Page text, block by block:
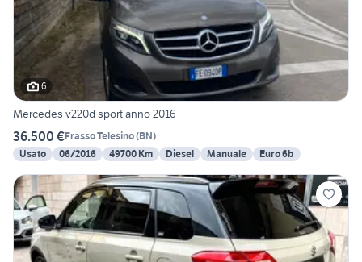
6
Mercedes v220d sport anno 2016
36.500 €Frasso Telesino(BN)
Usato
06/2016 49700 Km Diesel Manuale Euro 6b